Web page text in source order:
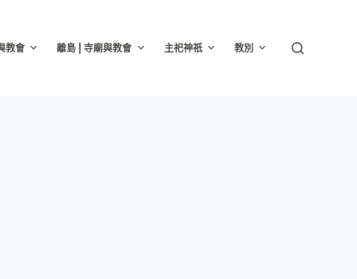
教會 離島 | 寺廟與教會 主祀神祇 教別